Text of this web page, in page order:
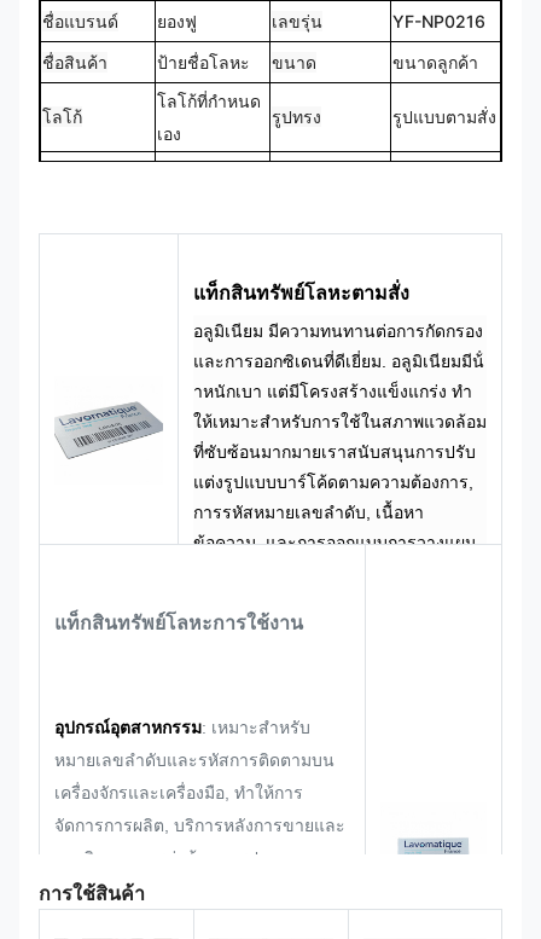
ชื่อแบรนด์ ยองฟู เลขรุ่น
YF-NP0216
ชื่อสินค้า
ป้ายชื่อโลหะ ขนาด ขนาดลูกค้า
โลโก้
โลโก้ที่กําหนด
เอง
รูปทรง รูปแบบตามสั่ง
เป็นต้น
แท็กสินทรัพย์โลหะตามสั่ง
อลูมิเนียม มีความทนทานต่อการกัดกรอง
และการออกซิเดนที่ดีเยี่ยม. อลูมิเนียมมีน้ํ
าหนักเบา แต่มีโครงสร้างแข็งแกร่ง ทํา
ให้เหมาะสําหรับการใช้ในสภาพแวดล้อม
ที่ซับซ้อนมากมายเราสนับสนุนการปรับ
แต่งรูปแบบบาร์โค้ดตามความต้องการ,
การรหัสหมายเลขลําดับ, เนื้อหา
ข้อความ, และการออกแบบการวางแผน
แท็กสินทรัพย์โลหะการใช้งาน
อุปกรณ์อุตสาหกรรม: เหมาะสําหรับ
หมายเลขลําดับและรหัสการติดตามบน
เครื่องจักรและเครื่องมือ, ทําให้การ
จัดการการผลิต, บริการหลังการขายและ
การติดตามการต่อต้านการปลอม
การใช้สินค้า